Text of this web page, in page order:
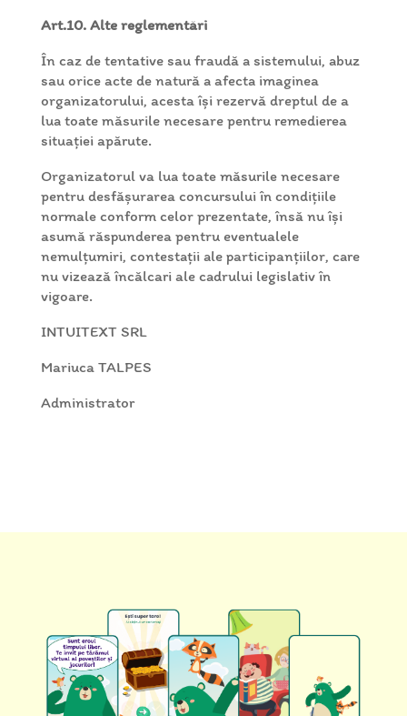
Art.10. Alte reglementări
În caz de tentative sau fraudă a sistemului, abuz
sau orice acte de natură a afecta imaginea
organizatorului, acesta își rezervă dreptul de a
lua toate măsurile necesare pentru remedierea
situației apărute.
Organizatorul va lua toate măsurile necesare
pentru desfășurarea concursului în condițiile
normale conform celor prezentate, însă nu își
asumă răspunderea pentru eventualele
nemulțumiri, contestații ale participanțiilor, care
nu vizează încălcari ale cadrului legislativ în
vigoare.
INTUITEXT SRL
Mariuca TALPES
Administrator